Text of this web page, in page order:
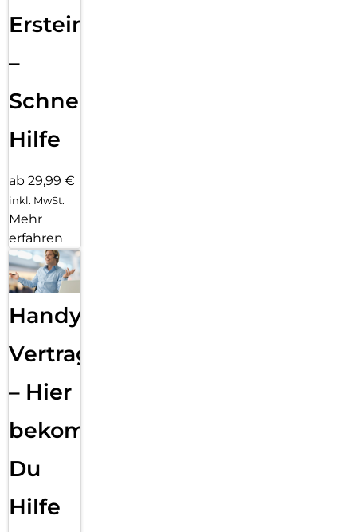
Ersteinrichtung
–
Schnelle
Hilfe
ab 29,99 €
inkl. MwSt.
Mehr
erfahren
Handy
Vertragsabwicklung
– Hier
bekommst
Du
Hilfe